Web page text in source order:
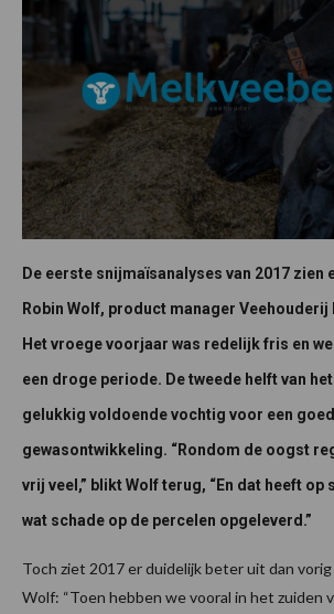
De eerste snijmaïsanalyses van 2017 zien
Robin Wolf, product manager Veehouderij
Het vroege voorjaar was redelijk fris en
een droge periode. De tweede helft van
gelukkig voldoende vochtig voor een
gewasontwikkeling. “Rondom de oogst
vrij veel,” blikt Wolf terug, “En dat heeft op
wat schade op de percelen opgeleverd.”
Toch ziet 2017 er duidelijk beter uit dan
Wolf: “Toen hebben we vooral in het zuiden